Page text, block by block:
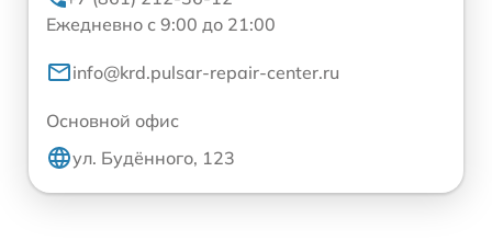
Ежедневно с 9:00 до 21:00
info@krd.pulsar-repair-center.ru
Основной офис
ул. Будённого, 123